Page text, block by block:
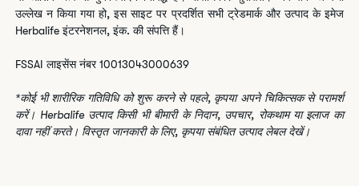
उल्लेख न किया गया हो, इस साइट पर प्रदर्शित सभी ट्रेडमार्क और उत्पाद के इमेज
Herbalife इंटरनेशनल, इंक. की संपत्ति हैं।
FSSAI लाइसेंस नंबर 10013043000639
*कोई भी शारीरिक गतिविधि को शुरू करने से पहले, कृपया अपने चिकित्सक से परामर्श
करें। Herbalife उत्पाद किसी भी बीमारी के निदान, उपचार, रोकथाम या इलाज का
दावा नहीं करते। विस्तृत जानकारी के लिए, कृपया संबंधित उत्पाद लेबल देखें।